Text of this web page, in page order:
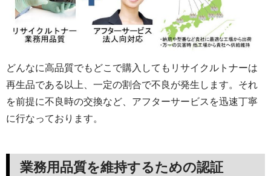
どんなに高品質でもどこで購入してもリサイクルトナーは
再生品である以上、一定の割合で不良が発生します。それ
を前提に不良時の交換など、アフターサービスを迅速丁寧
に行なっております。
業務用品質を維持するための認証